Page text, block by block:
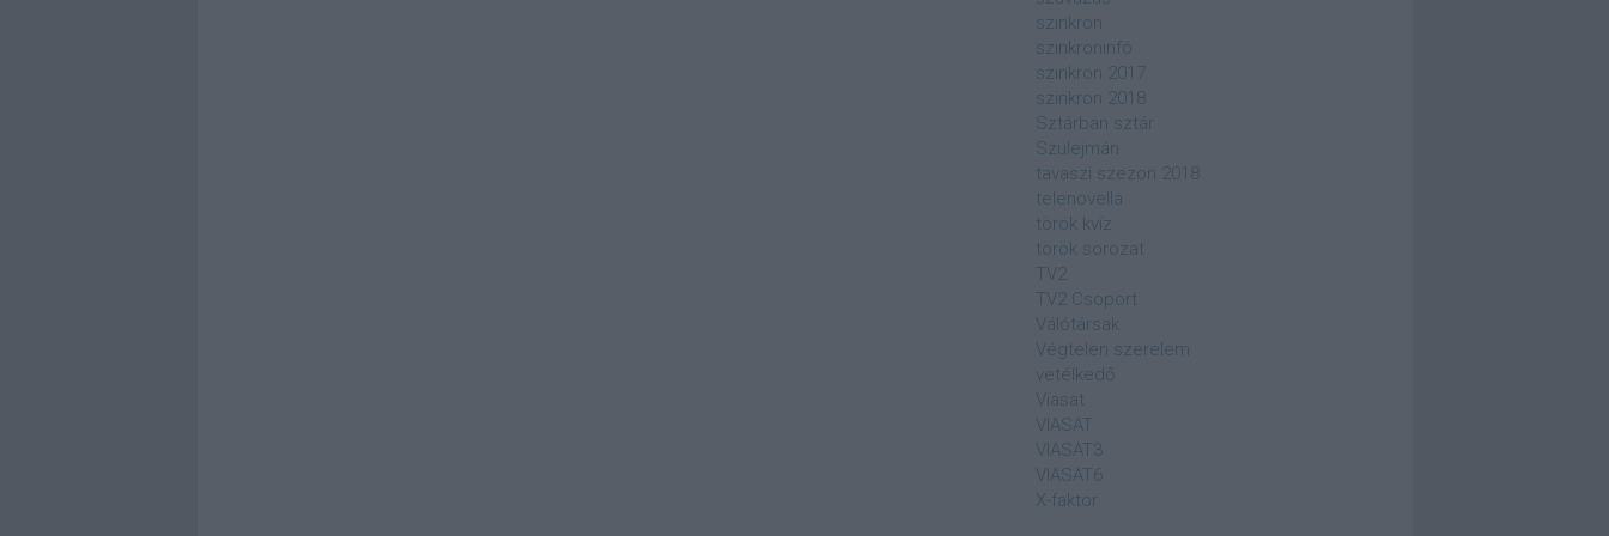
szinkron
szinkroninfó
szinkron 2017
szinkron 2018
Sztárban sztár
Szulejmán
tavaszi szezon 2018
telenovella
török kvíz
török sorozat
TV2
TV2 Csoport
Válótársak
Végtelen szerelem
vetélkedő
Viasat
VIASAT
VIASAT3
VIASAT6
X-faktor